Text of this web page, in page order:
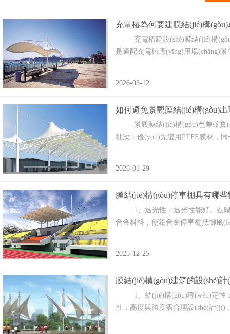
充電樁為何要建膜結(jié)構(gòu)
充電樁建設(shè)膜結(jié)構(gòu)車
是適配充電樁應(yīng)用場(chǎng)景
2026-03-12
如何避免景觀膜結(jié)構(gòu)出
景觀膜結(jié)構(gòu)色差確實
批次：優(yōu)先選用PTFE膜材，
2026-01-29
膜結(jié)構(gòu)停車棚具有哪
1、透光性：透光性能好。在陽
合金材料，使鋁合金停車棚抵御風
2025-12-25
膜結(jié)構(gòu)建筑的設(shè)
1、結(jié)構(gòu)穩(wěn)定
性，高度與跨度需合理設(shè)計(jì)，